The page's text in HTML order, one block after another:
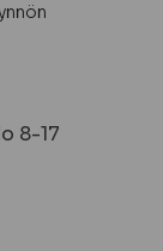
8-17